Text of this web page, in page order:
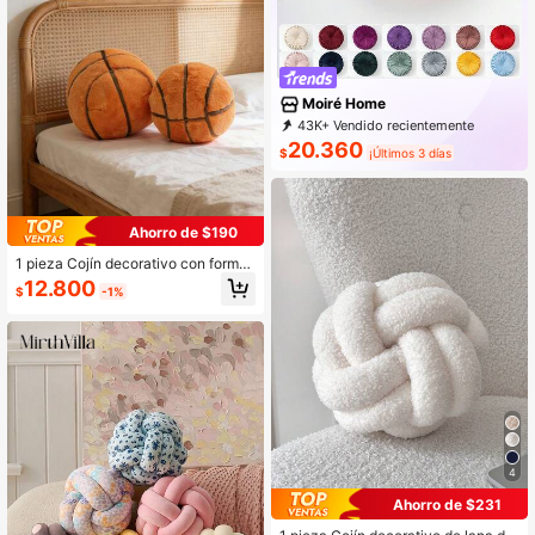
Ahorro de $190
1 pieza Cojín decorativo con forma
de baloncesto, cojín esférico naranj
a pequeño, decoración del hogar co
$12.800 -1%
Moiré Home
43K+ Vendido recientemente
5K+ Recompra
$20.360 ¡Últimos 3 días
4
Ahorro de $231